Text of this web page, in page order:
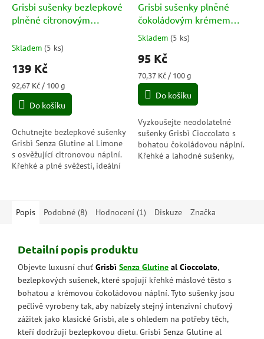
Grisbi sušenky bezlepkové
plněné citronovým
Limone) 150g
Skladem (5 ks)
139 Kč
Měrná
cena:
92,67 Kč / 100 g
Do košíku
Ochutnejte bezlepkové sušenky
Grisbì Senza Glutine al Limone
s osvěžující citronovou náplní.
Křehké a plné svěžesti, ideální
Grisbi sušenky plněné
čokoládovým krémem
(Cioccolato) 135g
Průměrné
hodnocení
produktu
je
5,0
5
hvězdiček.
Skladem (5 ks)
95 Kč
Měrná
cena:
70,37 Kč / 100 g
Do košíku
Vyzkoušejte neodolatelné
sušenky Grisbì Cioccolato s
bohatou čokoládovou náplní.
Křehké a lahodné sušenky,
Popis Podobné (8) Hodnocení (1) Diskuze Značka
Detailní popis produktu
Objevte luxusní chuť Grisbì Senza Glutine al Cioccolato,
bezlepkových sušenek, které spojují křehké máslové těsto s
bohatou a krémovou čokoládovou náplní. Tyto sušenky jsou
pečlivě vyrobeny tak, aby nabízely stejný intenzivní chuťový
zážitek jako klasické Grisbì, ale s ohledem na potřeby těch,
kteří dodržují bezlepkovou dietu. Grisbì Senza Glutine al